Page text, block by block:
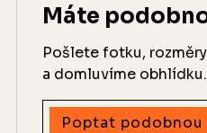
Máte
Pošlete fotku,
a domluvíme obhlídku.
Poptat podobnou